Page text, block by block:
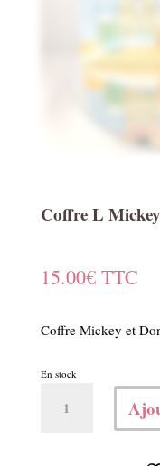
Coffre L
15.00€ TTC
Coffre Mickey et
En stock